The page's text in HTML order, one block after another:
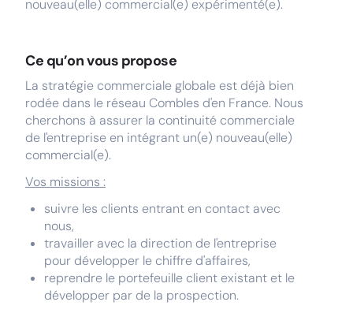
nouveau(elle) commercial(e) expérimenté(e).
Ce qu’on vous propose
La stratégie commerciale globale est déjà bien
rodée dans le réseau Combles d'en France. Nous
cherchons à assurer la continuité commerciale
de l'entreprise en intégrant un(e) nouveau(elle)
commercial(e).
Vos missions :
suivre les clients entrant en contact avec
nous,
travailler avec la direction de l'entreprise
pour développer le chiffre d'affaires,
reprendre le portefeuille client existant et le
développer par de la prospection.